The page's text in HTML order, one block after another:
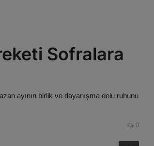
Sofralara
ayının birlik ve dayanışma dolu ruhunu
0